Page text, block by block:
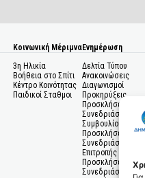
Κοινωνική Μέριμνα
3η Ηλικία
Βοήθεια στο Σπίτι
Κέντρο Κοινότητας
Παιδικοί Σταθμοι
Ενημέρωση
Δελτία Τύπου
Ανακοινώσεις
Διαγωνισμοί
Προκηρύξεις
Προσκλήσεις σε
Συνεδριάσεις
Συμβουλίου
Προσκλήσεις σε
Συνεδριάσεις
Επιτροπής
Προσκλήσεις σε
Συνεδριάσεις